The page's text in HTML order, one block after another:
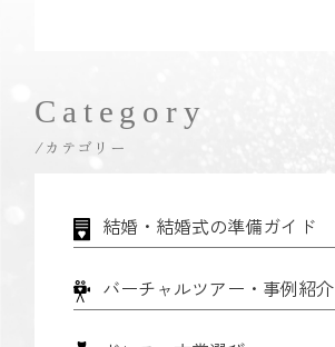
Category
/カテゴリー
結婚・結婚式の準備ガイド
バーチャルツアー・事例紹介